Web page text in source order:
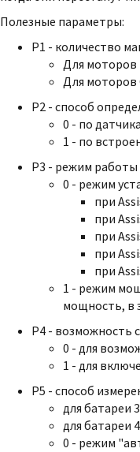
Полезные параметры:
P1 - количество
Для моторов
Для моторов
P2 - способ
0 - по
1 - по
P3 - режим работы
0 - режим
при
при
при
при
при
1 - режим
мощность, в
P4 - возможность
0 - для
1 - для
P5 - способ
для батареи
для батареи
0 - режим